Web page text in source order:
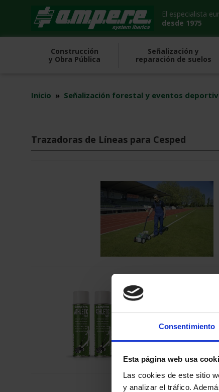
Consentimiento
Esta página web usa
Las cookies de este sitio
y analizar el tráfico.
El especialista
desde 1975
Construcción
y Obra Pública
Señalización y
reparación de suelos
Inicio » Señalización forestal y eventos
Trazadoras de Líneas para Cesped